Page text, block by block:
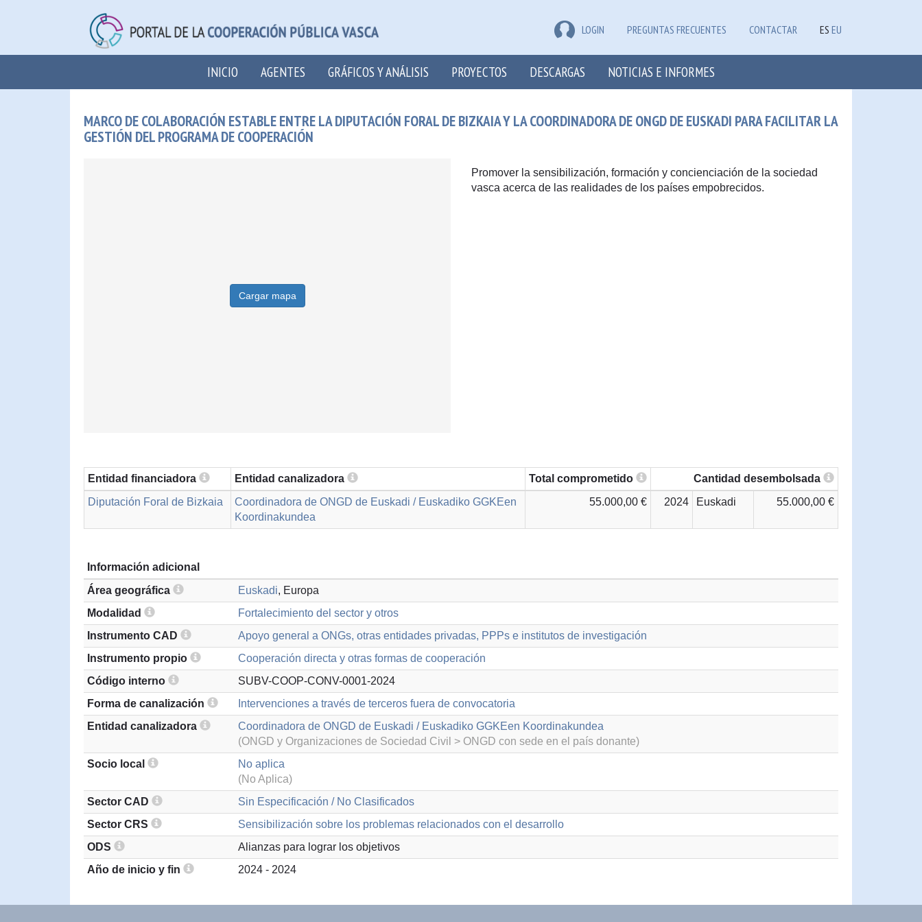
LOGIN PREGUNTAS FRECUENTES CONTACTAR ES EU
INICIO AGENTES GRÁFICOS Y ANÁLISIS PROYECTOS DESCARGAS NOTICIAS E INFORMES
MARCO DE COLABORACIÓN ESTABLE ENTRE LA DIPUTACIÓN FORAL DE BIZKAIA Y LA COORDINADORA DE ONGD DE EUSKADI PARA FACILITAR LA
GESTIÓN DEL PROGRAMA DE COOPERACIÓN
Cargar mapa
Promover la sensibilización, formación y concienciación de la sociedad
vasca acerca de las realidades de los países empobrecidos.
Entidad financiadora Entidad canalizadora Total comprometido
Cantidad desembolsada
Diputación Foral de Bizkaia
Coordinadora de ONGD de Euskadi / Euskadiko GGKEen
Koordinakundea
55.000,00 € 2024 Euskadi 55.000,00 €
Información adicional
Área geográfica
Euskadi, Europa
Modalidad
Fortalecimiento del sector y otros
Instrumento CAD
Apoyo general a ONGs, otras entidades privadas, PPPs e institutos de investigación
Instrumento propio
Cooperación directa y otras formas de cooperación
Código interno
SUBV-COOP-CONV-0001-2024
Forma de canalización
Intervenciones a través de terceros fuera de convocatoria
Entidad canalizadora
Coordinadora de ONGD de Euskadi / Euskadiko GGKEen Koordinakundea
(ONGD y Organizaciones de Sociedad Civil > ONGD con sede en el país donante)
Socio local
No aplica
(No Aplica)
Sector CAD
Sin Especificación / No Clasificados
Sector CRS
Sensibilización sobre los problemas relacionados con el desarrollo
ODS
Alianzas para lograr los objetivos
Año de inicio y fin
2024 - 2024